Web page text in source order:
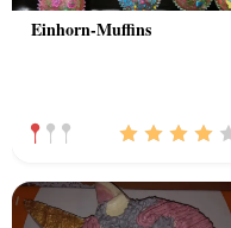
Einhorn-Muffins